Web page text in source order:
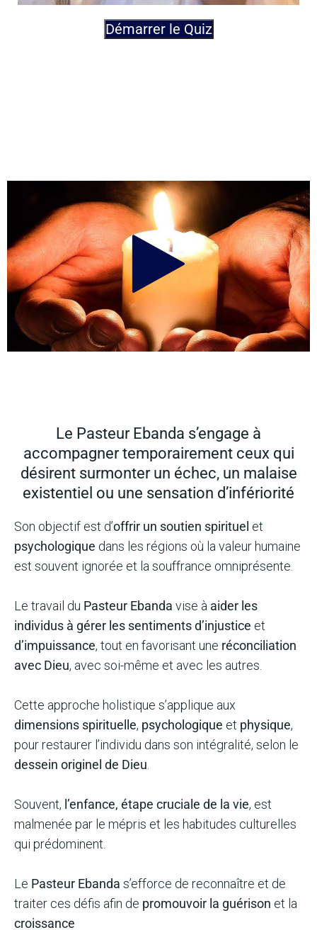
Démarrer le Quiz
Le Pasteur Ebanda s’engage à
accompagner temporairement ceux qui
désirent surmonter un échec, un malaise
existentiel ou une sensation d’infériorité
Son objectif est d’offrir un soutien spirituel et
psychologique dans les régions où la valeur humaine
est souvent ignorée et la souffrance omniprésente.
Le travail du Pasteur Ebanda vise à aider les
individus à gérer les sentiments d’injustice et
d’impuissance, tout en favorisant une réconciliation
avec Dieu, avec soi-même et avec les autres.
Cette approche holistique s’applique aux
dimensions spirituelle, psychologique et physique,
pour restaurer l’individu dans son intégralité, selon le
dessein originel de Dieu
Souvent, l’enfance, étape cruciale de la vie, est
malmenée par le mépris et les habitudes culturelles
qui prédominent.
Le Pasteur Ebanda s’efforce de reconnaître et de
traiter ces défis afin de promouvoir la guérison et la
croissance